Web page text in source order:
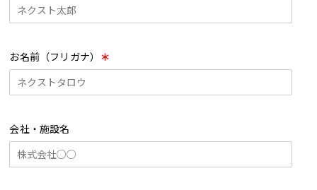
お名前（フリガナ） ＊
会社・施設名